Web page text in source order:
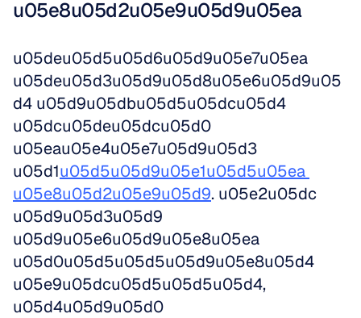
u05e8u05d2u05e9u05d9u05ea
u05deu05d5u05d6u05d9u05e7u05ea
u05deu05d3u05d9u05d8u05e6u05d9u05
d4 u05d9u05dbu05d5u05dcu05d4
u05dcu05deu05dcu05d0
u05eau05e4u05e7u05d9u05d3
u05d1u05d5u05d9u05e1u05d5u05ea
u05e8u05d2u05e9u05d9. u05e2u05dc
u05d9u05d3u05d9
u05d9u05e6u05d9u05e8u05ea
u05d0u05d5u05d5u05d9u05e8u05d4
u05e9u05dcu05d5u05d5u05d4,
u05d4u05d9u05d0